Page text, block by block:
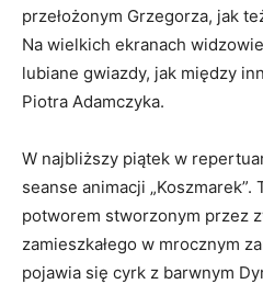
przełożonym Grzegorza, jak
Na wielkich ekranach
lubiane gwiazdy, jak między
Piotra Adamczyka.
W najbliższy piątek w
seanse animacji „Koszmarek”.
potworem stworzonym przez
zamieszkałego w mrocznym
pojawia się cyrk z barwnym